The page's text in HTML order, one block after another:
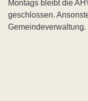
Montags bleibt die
geschlossen.
Gemeindeverwaltung.